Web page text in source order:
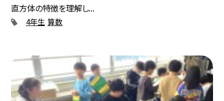
直方体の特徴を理解し...
4年生 算数